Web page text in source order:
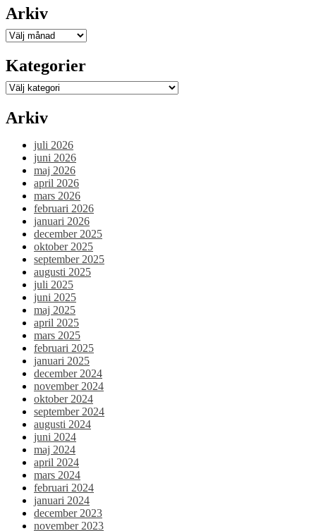
Naturhistoriska
riksmuseet
blev
väldigt
lyckad!”
Arkiv
Arkiv
Kategorier
Kategorier
Arkiv
juli 2026
juni 2026
maj 2026
april 2026
mars 2026
februari 2026
januari 2026
december 2025
oktober 2025
september 2025
augusti 2025
juli 2025
juni 2025
maj 2025
april 2025
mars 2025
februari 2025
januari 2025
december 2024
november 2024
oktober 2024
september 2024
augusti 2024
juni 2024
maj 2024
april 2024
mars 2024
februari 2024
januari 2024
december 2023
november 2023